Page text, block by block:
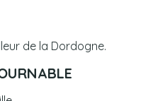
de la Dordogne.